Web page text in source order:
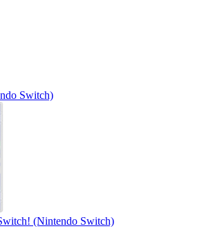
Switch)
(Nintendo Switch)